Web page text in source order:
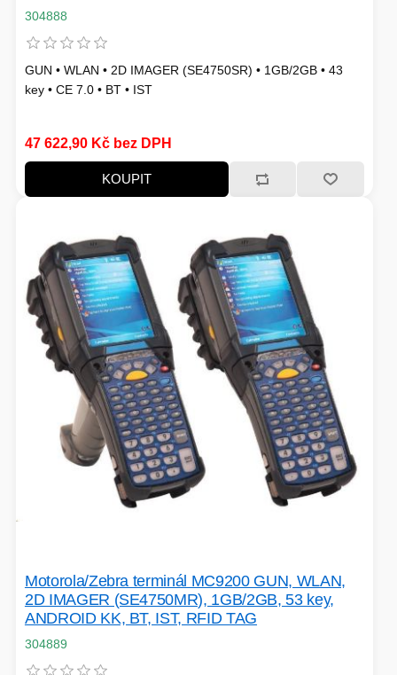
STOJANY
NABÍJECÍ STANICE
ŽÁROVKY
ANTÉNY
PŘÍSTUPOVÝ SYSTÉM
INDUKCE - VAŘIČE
PÉČE O TĚLO
304888
GUN • WLAN • 2D IMAGER (SE4750SR) • 1GB/2GB • 43
key • CE 7.0 • BT • IST
47 622,90 Kč bez DPH
KOUPIT
Motorola/Zebra terminál MC9200 GUN, WLAN,
2D IMAGER (SE4750MR), 1GB/2GB, 53 key,
ANDROID KK, BT, IST, RFID TAG
304889